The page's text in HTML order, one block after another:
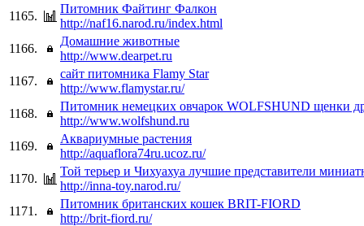
1165.
Питомник Файтинг Фалкон
http://naf16.narod.ru/index.html
1166.
Домашние животные
http://www.dearpet.ru
1167.
сайт питомника Flamy Star
http://www.flamystar.ru/
1168.
Питомник немецких овчарок WOLFSHUND щенки
http://www.wolfshund.ru
1169.
Аквариумные растения
http://aquaflora74ru.ucoz.ru/
1170.
Той терьер и Чихуахуа лучшие представители
http://inna-toy.narod.ru/
1171.
Питомник британских кошек BRIT-FIORD
http://brit-fiord.ru/